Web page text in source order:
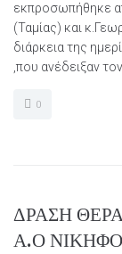
εκπροσωπήθηκε
(Ταμίας) και
διάρκεια της
,που ανέδειξαν
0
ΔΡΑΣΗ
Α.Ο